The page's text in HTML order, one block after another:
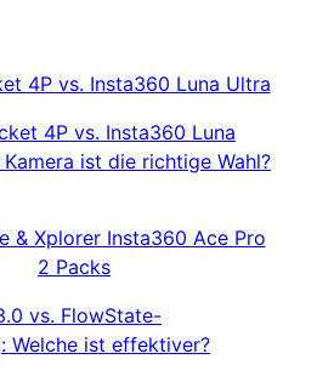
4P vs. Insta360 Luna
ist die richtige Wahl?
vs. FlowState-
Welche ist effektiver?